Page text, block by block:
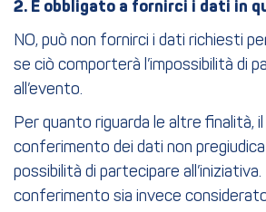
2. È obbligato a fornirci i dati in
NO, può non fornirci i dati richiesti
se ciò comporterà l’impossibilità di
all’evento.
Per quanto riguarda le altre finalità,
conferimento dei dati non pregiudica
possibilità di partecipare
conferimento sia invece